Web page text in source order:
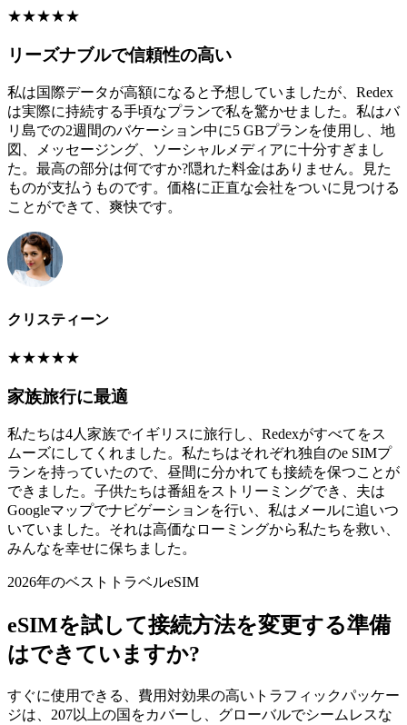
★★★★★
リーズナブルで信頼性の高い
私は国際データが高額になると予想していましたが、Redex
は実際に持続する手頃なプランで私を驚かせました。私はバ
リ島での2週間のバケーション中に5 GBプランを使用し、地
図、メッセージング、ソーシャルメディアに十分すぎまし
た。最高の部分は何ですか?隠れた料金はありません。見た
ものが支払うものです。価格に正直な会社をついに見つける
ことができて、爽快です。
クリスティーン
★★★★★
家族旅行に最適
私たちは4人家族でイギリスに旅行し、Redexがすべてをス
ムーズにしてくれました。私たちはそれぞれ独自のe SIMプ
ランを持っていたので、昼間に分かれても接続を保つことが
できました。子供たちは番組をストリーミングでき、夫は
Googleマップでナビゲーションを行い、私はメールに追いつ
いていました。それは高価なローミングから私たちを救い、
みんなを幸せに保ちました。
2026年のベストトラベルeSIM
eSIMを試して接続方法を変更する準備
はできていますか?
すぐに使用できる、費用対効果の高いトラフィックパッケー
ジは、207以上の国をカバーし、グローバルでシームレスな